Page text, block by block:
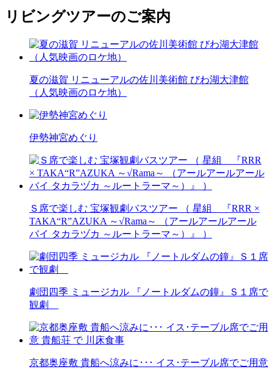
リビングツアーのご案内
夏の滋賀 リニューアルの佐川美術館 びわ湖大津館
（人気映画のロケ地）
伊勢神宮めぐり
Ｓ席で楽しむ 宝塚観劇バスツアー （ 星組 『RRR ×
TAKA“R”AZUKA ～√Rama～ （アールアールアール
バイ タカラヅカ ～ルートラーマ～）』 ）
劇団四季 ミュージカル 『ノートルダムの鐘』Ｓ１席で
観劇
京都奥座敷 貴船へ涼みに･･･ イス･テーブル席でご用意